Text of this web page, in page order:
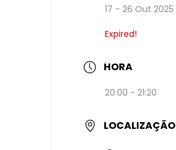
17 - 26 Out 2025
Expired!
HORA
20:00 - 21:20
LOCALIZAÇÃO